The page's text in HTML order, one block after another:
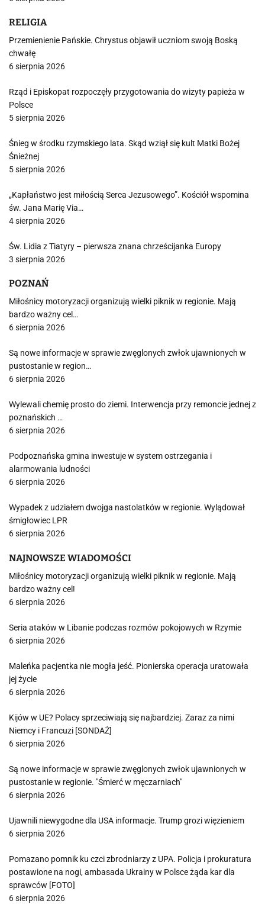
RELIGIA
Przemienienie Pańskie. Chrystus objawił uczniom swoją Boską
chwałę
6 sierpnia 2026
Rząd i Episkopat rozpoczęły przygotowania do wizyty papieża w
Polsce
5 sierpnia 2026
Śnieg w środku rzymskiego lata. Skąd wziął się kult Matki Bożej
Śnieżnej
5 sierpnia 2026
„Kapłaństwo jest miłością Serca Jezusowego”. Kościół wspomina
św. Jana Marię Via…
4 sierpnia 2026
Św. Lidia z Tiatyry – pierwsza znana chrześcijanka Europy
3 sierpnia 2026
POZNAŃ
Miłośnicy motoryzacji organizują wielki piknik w regionie. Mają
bardzo ważny cel…
6 sierpnia 2026
Są nowe informacje w sprawie zwęglonych zwłok ujawnionych w
pustostanie w region…
6 sierpnia 2026
Wylewali chemię prosto do ziemi. Interwencja przy remoncie jednej z
poznańskich …
6 sierpnia 2026
Podpoznańska gmina inwestuje w system ostrzegania i
alarmowania ludności
6 sierpnia 2026
Wypadek z udziałem dwojga nastolatków w regionie. Wylądował
śmigłowiec LPR
6 sierpnia 2026
NAJNOWSZE WIADOMOŚCI
Miłośnicy motoryzacji organizują wielki piknik w regionie. Mają
bardzo ważny cel!
6 sierpnia 2026
Seria ataków w Libanie podczas rozmów pokojowych w Rzymie
6 sierpnia 2026
Maleńka pacjentka nie mogła jeść. Pionierska operacja uratowała
jej życie
6 sierpnia 2026
Kijów w UE? Polacy sprzeciwiają się najbardziej. Zaraz za nimi
Niemcy i Francuzi [SONDAŻ]
6 sierpnia 2026
Są nowe informacje w sprawie zwęglonych zwłok ujawnionych w
pustostanie w regionie. "Śmierć w męczarniach"
6 sierpnia 2026
Ujawnili niewygodne dla USA informacje. Trump grozi więzieniem
6 sierpnia 2026
Pomazano pomnik ku czci zbrodniarzy z UPA. Policja i prokuratura
postawione na nogi, ambasada Ukrainy w Polsce żąda kar dla
sprawców [FOTO]
6 sierpnia 2026